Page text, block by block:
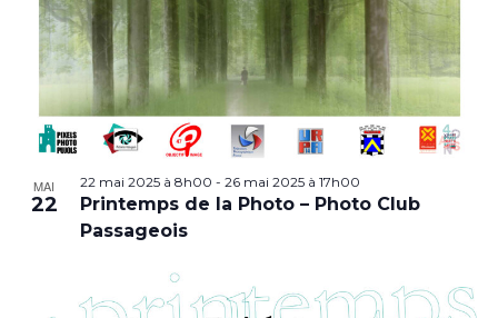
MAI
22
22 mai 2025 à 8h00 - 26 mai 2025 à 17h00
Printemps de la Photo – Photo Club
Passageois